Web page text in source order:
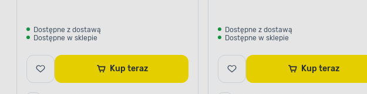
Dostępne z dostawą
Dostępne w sklepie
Kup teraz
Dostępne z dostawą
Dostępne w sklepie
Kup teraz